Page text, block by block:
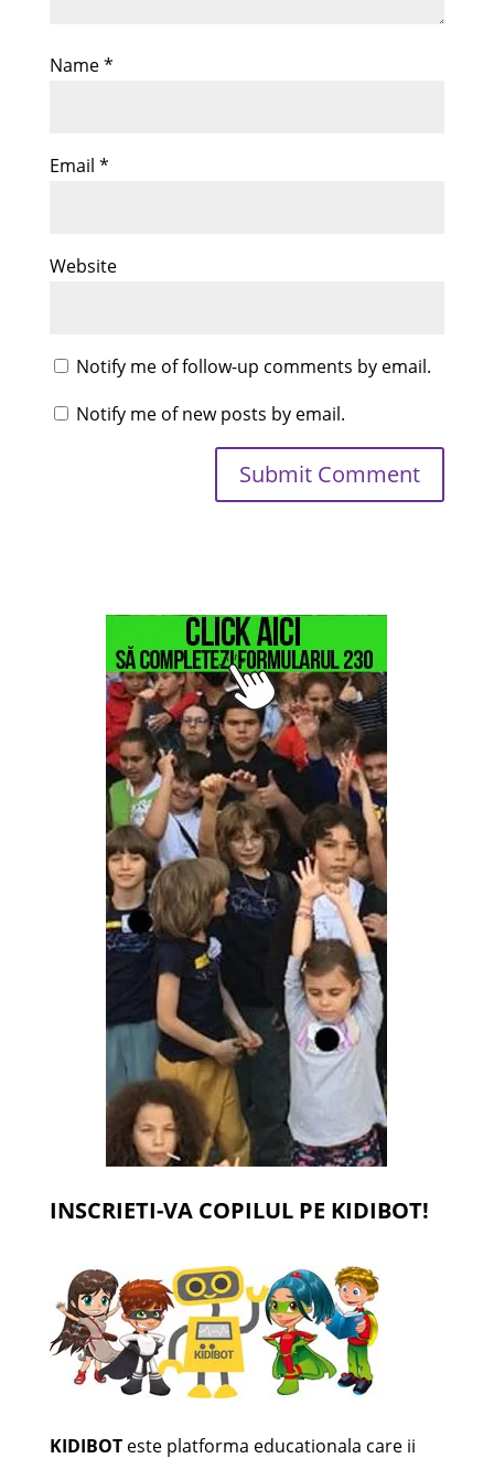
Name*
Email *
Website
Notify me of follow-up comments by email.
Notify me of new posts by email.
INSCRIETI-VA COPILUL PE KIDIBOT!
KIDIBOTeste platforma educationala care ii